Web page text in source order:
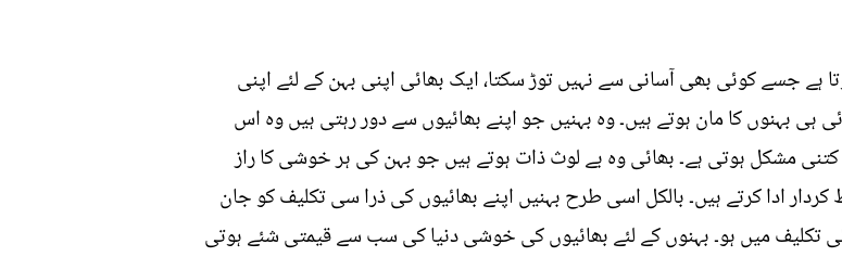
ہے جسے کوئی بھی آسانی سے نہیں توڑ سکتا، ایک بھائی اپنی بہن کے لئے اپنی
بہنوں کا مان ہوتے ہیں۔ وہ بہنیں جو اپنے بھائیوں سے دور رہتی ہیں وہ اس
مشکل ہوتی ہے۔ بھائی وہ بے لوث ذات ہوتے ہیں جو بہن کی ہر خوشی کا راز
ادا کرتے ہیں۔ بالکل اسی طرح بہنیں اپنے بھائیوں کی ذرا سی تکلیف کو جان
تکلیف میں ہو۔ بہنوں کے لئے بھائیوں کی خوشی دنیا کی سب سے قیمتی شئے ہوتی